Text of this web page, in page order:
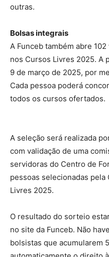
outras.
Bolsas integrais
A Funceb também abre
nos Cursos Livres 2025. A
9 de março de 2025, por
Cada pessoa poderá
todos os cursos ofertados.
A seleção será realizada
com validação de uma
servidoras do Centro de
pessoas selecionadas
Livres 2025.
O resultado do sorteio
no site da Funceb. Não
bolsistas que acumularem